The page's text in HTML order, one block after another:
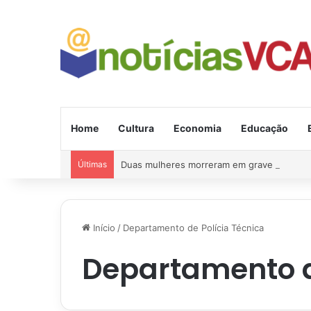
Home Cultura Economia Educação
Últimas Duas mulheres morreram em grave
Início / Departamento de Polícia Técnica
Departamento